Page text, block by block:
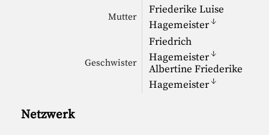
Mutter
Friederike Luise
Hagemeister↓
Geschwister
Friedrich
Hagemeister↓
Albertine Friederike
Hagemeister↓
Netzwerk